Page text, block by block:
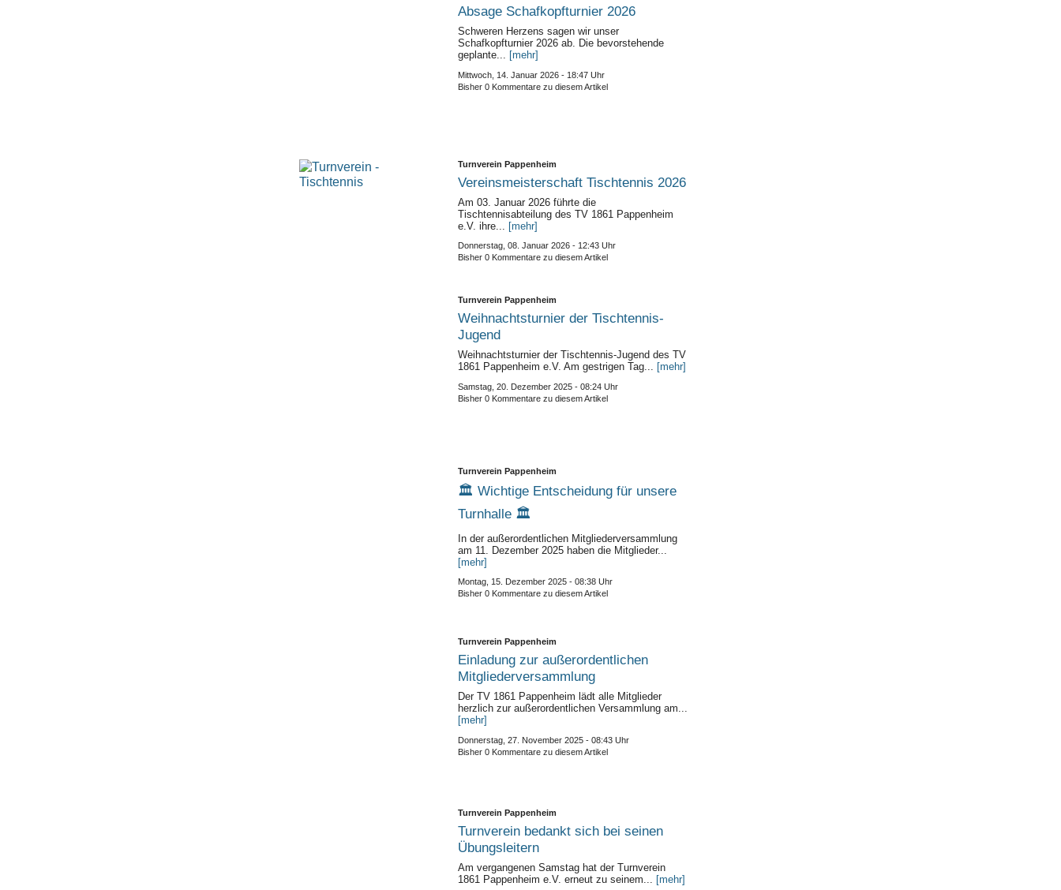
Absage Schafkopfturnier 2026
Schweren Herzens sagen wir unser
Schafkopfturnier 2026 ab. Die bevorstehende
geplante... [mehr]
Mittwoch, 14. Januar 2026 - 18:47 Uhr
Bisher 0 Kommentare zu diesem Artikel
Turnverein Pappenheim
Vereinsmeisterschaft Tischtennis 2026
Am 03. Januar 2026 führte die
Tischtennisabteilung des TV 1861 Pappenheim
e.V. ihre...
[mehr]
Donnerstag, 08. Januar 2026 - 12:43 Uhr
Bisher 0 Kommentare zu diesem Artikel
Turnverein Pappenheim
Weihnachtsturnier der Tischtennis-
Jugend
Weihnachtsturnier der Tischtennis-Jugend des TV
1861 Pappenheim e.V. Am gestrigen Tag...
[mehr]
Samstag, 20. Dezember 2025 - 08:24 Uhr
Bisher 0 Kommentare zu diesem Artikel
Turnverein Pappenheim
🏛️ Wichtige Entscheidung für unsere
Turnhalle 🏛️
In der außerordentlichen Mitgliederversammlung
am 11. Dezember 2025 haben die Mitglieder...
[mehr]
Montag, 15. Dezember 2025 - 08:38 Uhr
Bisher 0 Kommentare zu diesem Artikel
Turnverein Pappenheim
Einladung zur außerordentlichen
Mitgliederversammlung
Der TV 1861 Pappenheim lädt alle Mitglieder
herzlich zur außerordentlichen Versammlung am...
[mehr]
Donnerstag, 27. November 2025 - 08:43 Uhr
Bisher 0 Kommentare zu diesem Artikel
Turnverein Pappenheim
Turnverein bedankt sich bei seinen
Übungsleitern
Am vergangenen Samstag hat der Turnverein
1861 Pappenheim e.V. erneut zu seinem... [mehr]